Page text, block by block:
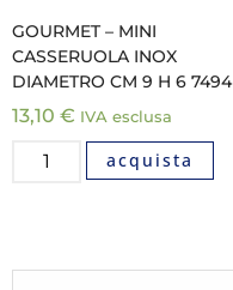
GOURMET – MINI
CASSERUOLA INOX
DIAMETRO CM 9 H 6 7494
13,10 € IVA esclusa
acquista